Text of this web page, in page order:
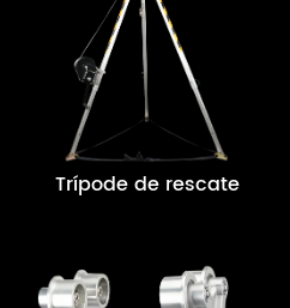
Trípode de rescate